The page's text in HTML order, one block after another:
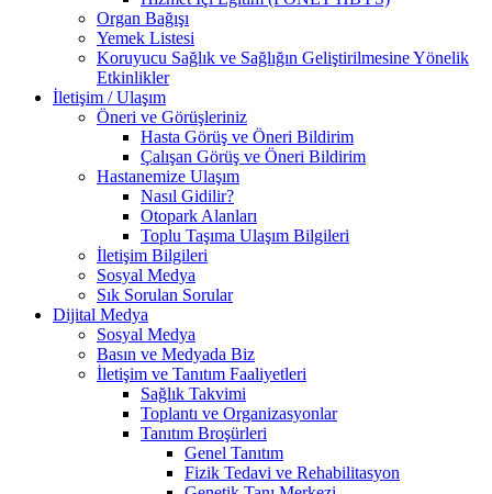
Organ Bağışı
Yemek Listesi
Koruyucu Sağlık ve Sağlığın Geliştirilmesine Yönelik
Etkinlikler
İletişim / Ulaşım
Öneri ve Görüşleriniz
Hasta Görüş ve Öneri Bildirim
Çalışan Görüş ve Öneri Bildirim
Hastanemize Ulaşım
Nasıl Gidilir?
Otopark Alanları
Toplu Taşıma Ulaşım Bilgileri
İletişim Bilgileri
Sosyal Medya
Sık Sorulan Sorular
Dijital Medya
Sosyal Medya
Basın ve Medyada Biz
İletişim ve Tanıtım Faaliyetleri
Sağlık Takvimi
Toplantı ve Organizasyonlar
Tanıtım Broşürleri
Genel Tanıtım
Fizik Tedavi ve Rehabilitasyon